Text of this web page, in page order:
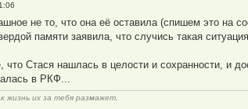
не то, что она её оставила (спишем это на
памяти заявила, что случись такая
что Стася нашлась в целости и сохранности, и
в РКФ...
жизнь их за тебя размажет.